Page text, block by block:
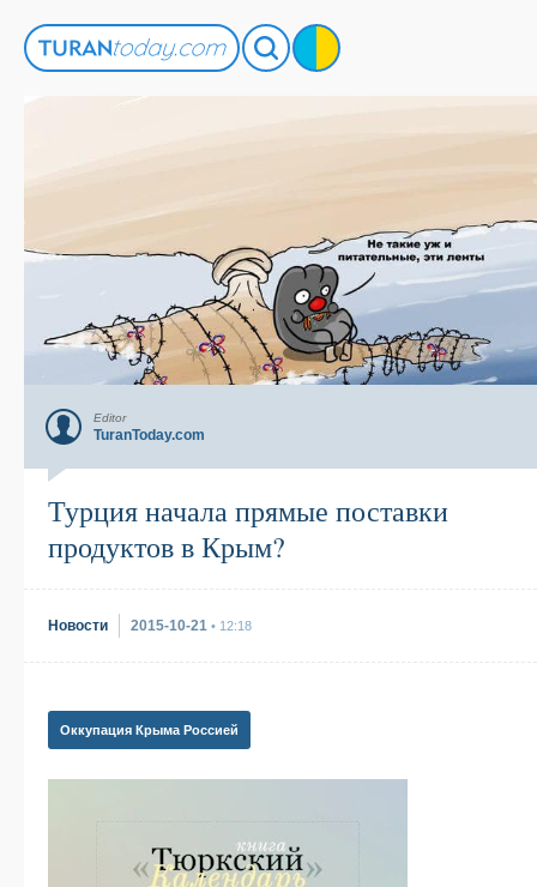
Editor
TuranToday.com
Турция начала прямые поставки
продуктов в Крым?
Новости 2015-10-21 • 12:18
Оккупация Крыма Россией